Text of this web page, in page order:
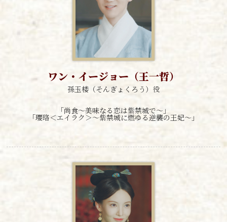
ワン・イージョー（王一哲）
孫玉楼（そんぎょくろう）役
「尚食～美味なる恋は紫禁城で～」
「瓔珞＜エイラク＞～紫禁城に燃ゆる逆襲の王妃～」